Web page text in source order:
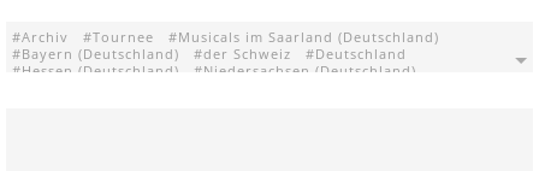
Archiv Tournee
Musicals im Saarland (Deutschland)
Bayern (Deutschland)
der Schweiz
Deutschland
Hessen (Deutschland)
Niedersachsen (Deutschland)